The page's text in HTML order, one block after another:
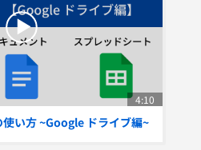
4:10
い方 ~Google ドライブ編~